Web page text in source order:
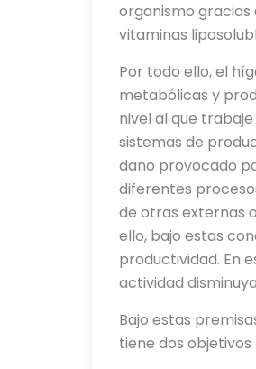
organismo
vitaminas
Por todo ello, el
metabólicas y
nivel al que
sistemas de
daño provocado
diferentes
de otras externas
ello, bajo estas
productividad. En
actividad
Bajo estas
tiene dos